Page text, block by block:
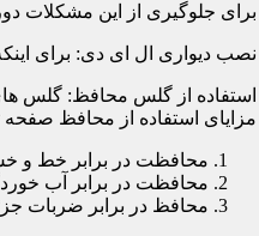
برای جلوگیری از این مشکلات
نصب دیواری ال ای دی: برای
استفاده از گلس محافظ: گلس
مزایای استفاده از محافظ صفحه
محافظت در برابر خط و
محافظت در برابر آب
محافظ در برابر ضربات